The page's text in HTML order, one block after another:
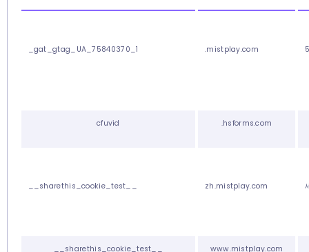
_gat_gtag_UA_75840370_1 .mistplay.com
cfuvid .hsforms.com
__sharethis_cookie_test__ zh.mistplay.com
__sharethis_cookie_test__ www.mistplay.com